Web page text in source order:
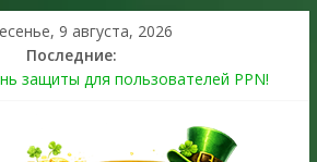
9 августа, 2026
Последние:
защиты для пользователей PPN!
выйдет в GTA Online уже 14 июля
Games Social Club ошибка #1.500.7: